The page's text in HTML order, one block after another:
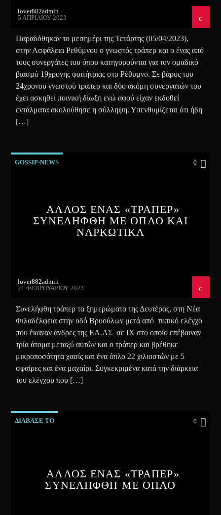
lover882admin
5 ΑΠΡΙΛΊΟΥ 2023
Παραδόθηκαν το μεσημέρι της Τετάρτης (05/04/2023),
στην Ασφάλεια Ρεθύμνου ο γνωστός τράπερ και ο ένας από
τους συνεργάτες του όπου κατηγορούνται για τον ομαδικό
βιασμό 19χρονης φοιτήτριας στο Ρέθυμνο. Σε βάρος του
24χρονου γνωστού τράπερ και δύο ακόμη συνεργατών του
έχει ασκηθεί ποινική δίωξη ενώ αφού είχαν εκδοθεί
εντάλματα ακολούθησε η σύλληψη. Υπενθυμίζεται ότι ήδη
[…]
GOSSIP-NEWS 0
ΑΛΛΟΣ ΕΝΑΣ «ΤΡΑΠΕΡ»
ΣΥΝΕΛΗΦΘΗ ΜΕ ΟΠΛΟ ΚΑΙ
ΝΑΡΚΩΤΙΚΑ
lover882admin
21 ΦΕΒΡΟΥΑΡΊΟΥ 2023
Συνελήφθη τράπερ τα ξημερώματα της Δευτέρας, στη Νέα
Φιλαδέλφεια στην οδό Βρυούλων μετά από τυπικό ελέγχο
που έκαναν άνδρες της ΕΛ.ΑΣ σε ΙΧ στο οποίο επέβαιναν
τρία άτομα μεταξύ αυτών και ο τράπερ και βρέθηκε
μικροποσότητα χασίς και ένα όπλο 22 χιλιοστών με 5
σφαίρες και ένα μαχαίρι. Συγκεκριμένα κατά την διάρκεια
του ελέγχου που […]
ΔΙΑΒΑΣΕ ΤΟ 0
ΑΛΛΟΣ ΕΝΑΣ «ΤΡΑΠΕΡ»
ΣΥΝΕΛΗΦΘΗ ΜΕ ΟΠΛΟ